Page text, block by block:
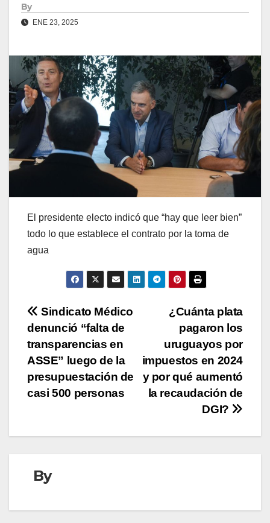
By
ENE 23, 2025
El presidente electo indicó que “hay que leer bien”
todo lo que establece el contrato por la toma de
agua
Navegación
de
entradas
¿Cuánta plata
pagaron los
uruguayos por
impuestos en 2024
y por qué aumentó
la recaudación de
DGI?
Sindicato Médico
denunció “falta de
transparencias en
ASSE” luego de la
presupuestación de
casi 500 personas
By